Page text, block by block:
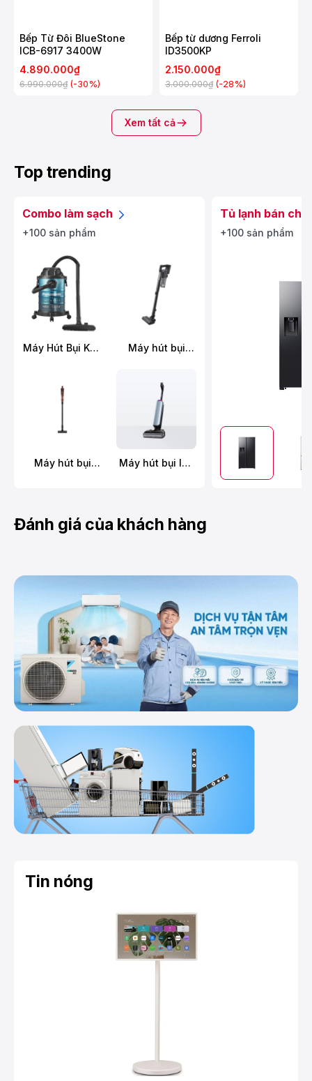
Bếp Từ Đôi BlueStone
ICB-6917 3400W
4.890.000₫
6.990.000₫ (-30%)
Bếp từ dương Ferroli
ID3500KP
2.150.000₫
3.000.000₫ (-28%)
Xem tất cả
Top trending
Combo làm sạch
+100 sản phẩm
Máy Hút Bụi Khô
YW603AN49
Máy hút bụi
SBR70K946
Máy hút bụi
Máy hút bụi lau
Prime
Tủ lạnh bán
+100 sản phẩm
Đánh giá của khách hàng
Tin nóng